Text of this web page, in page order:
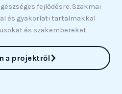
fejlődésre. Szakmai
és gyakorlati tartalmakkal
és szakembereket.
a projektről